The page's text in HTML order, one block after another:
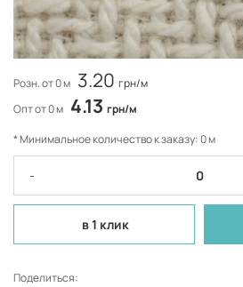
Розн. от 0 м 3.20 грн/м
Опт от 0 м 4.13 грн/м
* Минимальное количество к заказу: 0 м
-
в 1 клик
Поделиться: